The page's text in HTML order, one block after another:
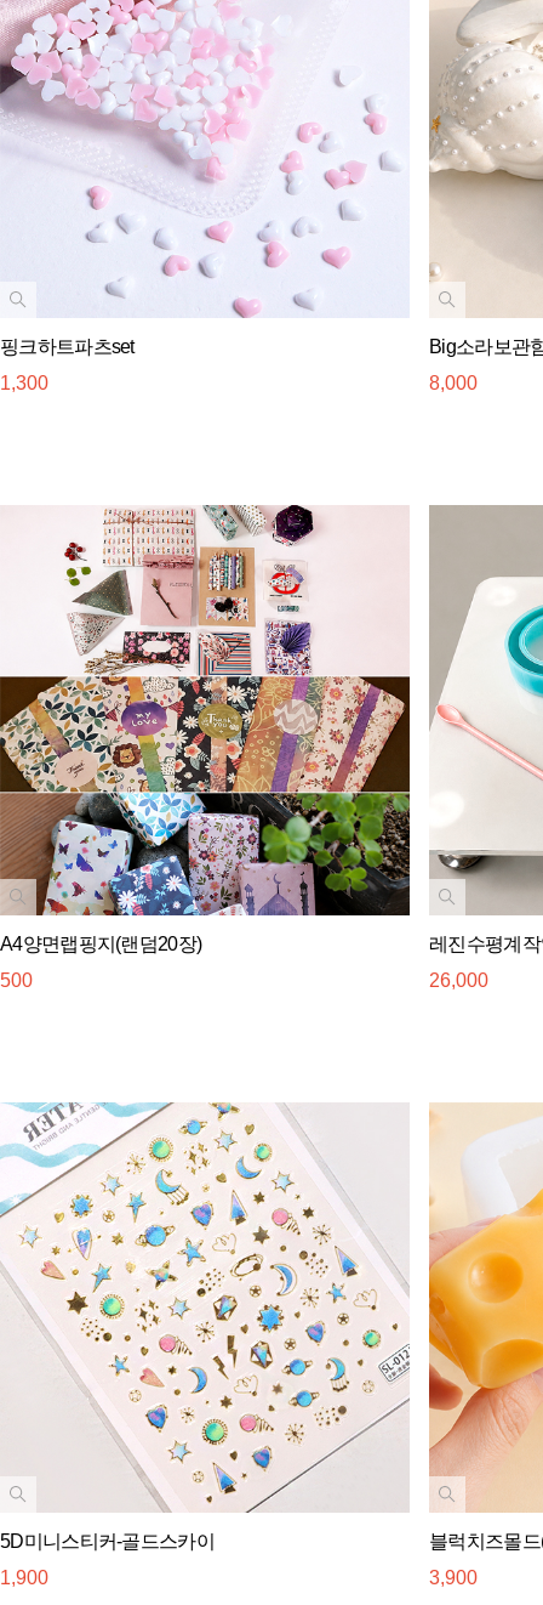
핑크하트파츠set
1,300
Big소라보관
8,000
A4양면랩핑지(랜덤20장)
500
레진수평계
26,000
5D미니스티커-골드스카이
1,900
블럭치즈몰
3,900